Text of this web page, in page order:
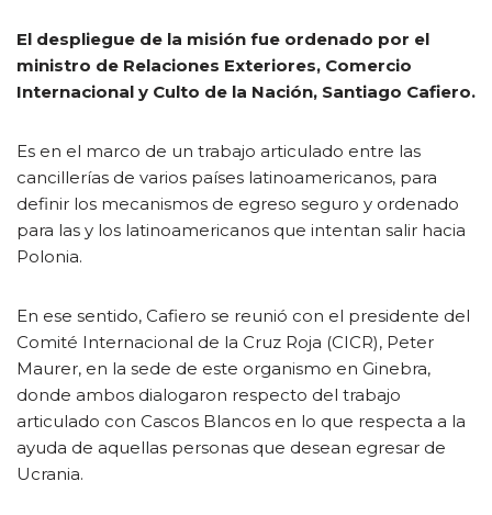
El despliegue de la misión fue ordenado por el
ministro de Relaciones Exteriores, Comercio
Internacional y Culto de la Nación, Santiago Cafiero.
Es en el marco de un trabajo articulado entre las
cancillerías de varios países latinoamericanos, para
definir los mecanismos de egreso seguro y ordenado
para las y los latinoamericanos que intentan salir hacia
Polonia.
En ese sentido, Cafiero se reunió con el presidente del
Comité Internacional de la Cruz Roja (CICR), Peter
Maurer, en la sede de este organismo en Ginebra,
donde ambos dialogaron respecto del trabajo
articulado con Cascos Blancos en lo que respecta a la
ayuda de aquellas personas que desean egresar de
Ucrania.